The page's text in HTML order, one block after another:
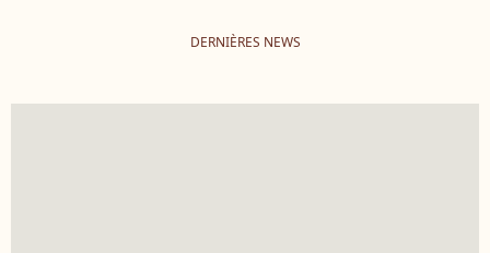
DERNIÈRES NEWS